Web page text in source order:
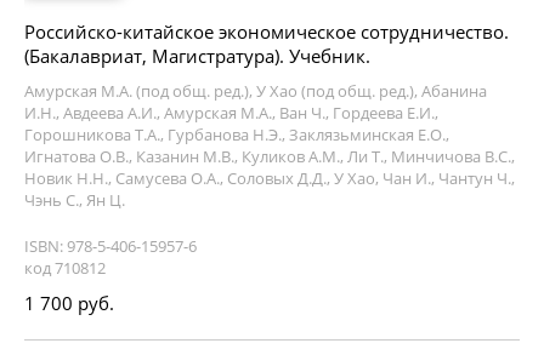
Российско-китайское экономическое сотрудничество.
(Бакалавриат, Магистратура). Учебник.
Амурская М.А. (под общ. ред.), У Хао (под общ. ред.), Абанина
И.Н., Авдеева А.И., Амурская М.А., Ван Ч., Гордеева Е.И.,
Горошникова Т.А., Гурбанова Н.Э., Заклязьминская Е.О.,
Игнатова О.В., Казанин М.В., Куликов А.М., Ли Т., Минчичова В.С.,
Новик Н.Н., Самусева О.А., Соловых Д.Д., У Хао, Чан И., Чантун Ч.,
Чэнь С., Ян Ц.
ISBN: 978-5-406-15957-6
код 710812
1 700 руб.